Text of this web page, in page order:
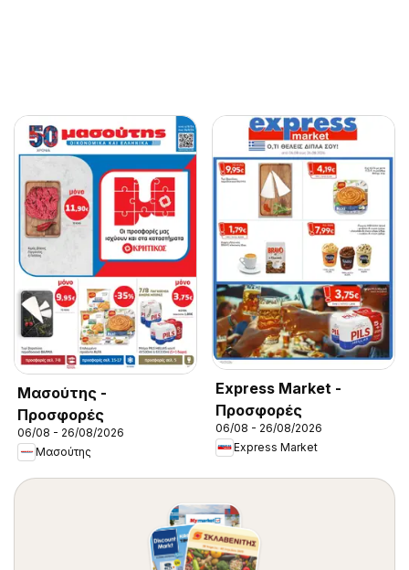
Μασούτης -
Προσφορές
06/08 - 26/08/2026
Μασούτης
Express Market -
Προσφορές
06/08 - 26/08/2026
Express Market